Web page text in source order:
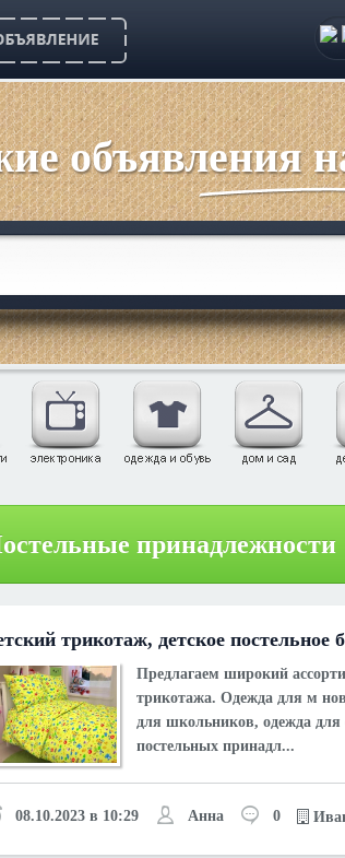
объявления
принадлежности
трикотаж, детское постельное
Предлагаем широкий
трикотажа. Одежда для м
для школьников, одежда
постельных принадл...
08.10.2023 в 10:29 Анна 0